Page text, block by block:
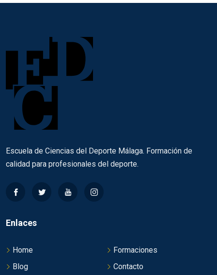
Escuela de Ciencias del Deporte Málaga. Formación de
calidad para profesionales del deporte.
Enlaces
Home
Formaciones
Blog
Contacto